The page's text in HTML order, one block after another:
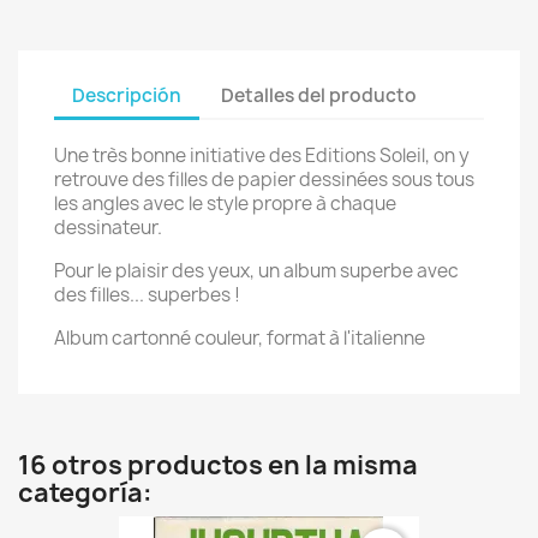
Descripción Detalles del producto
Une très bonne initiative des Editions Soleil, on y
retrouve des filles de papier dessinées sous tous
les angles avec le style propre à chaque
dessinateur.
Pour le plaisir des yeux, un album superbe avec
des filles... superbes !
Album cartonné couleur, format à l'italienne
16 otros productos en la misma
categoría: